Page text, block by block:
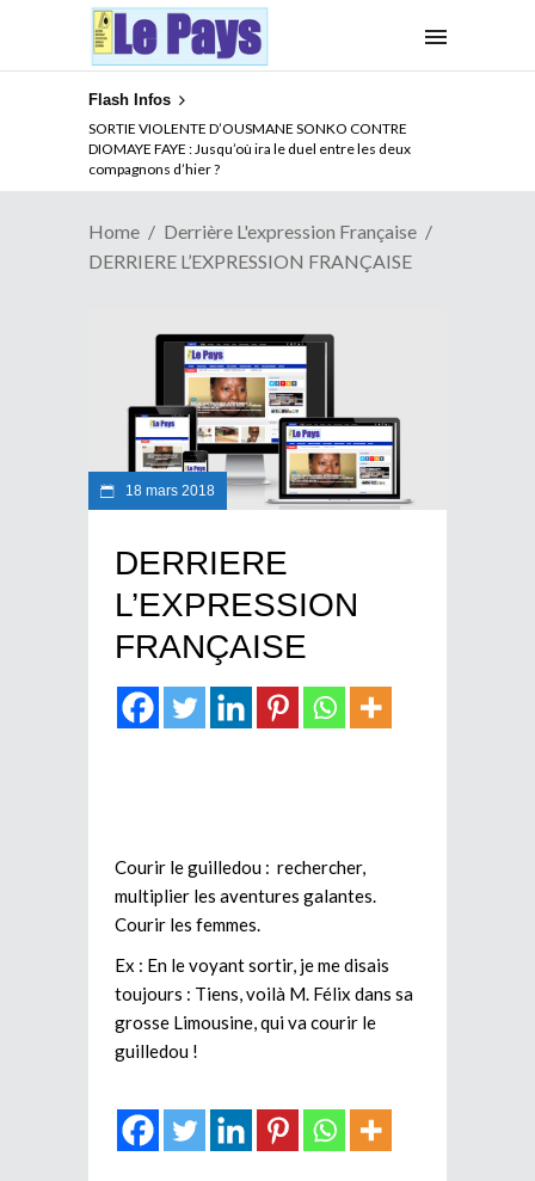
Flash Infos
SORTIE VIOLENTE D’OUSMANE SONKO CONTRE
DIOMAYE FAYE : Jusqu’où ira le duel entre les deux
compagnons d’hier ?
Home
Derrière L'expression Française
DERRIERE L’EXPRESSION FRANÇAISE
18 mars 2018
DERRIERE
L’EXPRESSION
FRANÇAISE
Courir le guilledou : rechercher,
multiplier les aventures galantes.
Courir les femmes.
Ex : En le voyant sortir, je me disais
toujours : Tiens, voilà M. Félix dans sa
grosse Limousine, qui va courir le
guilledou !